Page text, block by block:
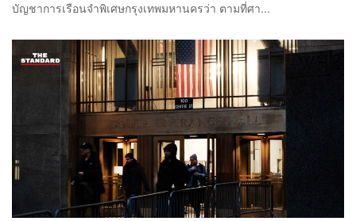
บัญชาการเรือนจำพิเศษกรุงเทพมหานครว่า ตามที่ศา...